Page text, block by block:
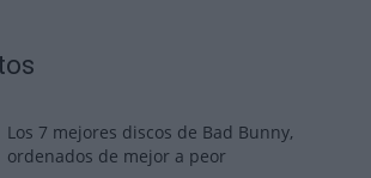
Los 7 mejores discos de Bad Bunny,
ordenados de mejor a peor